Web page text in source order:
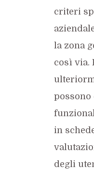
criteri
la zona
così via.
possono
in
degli